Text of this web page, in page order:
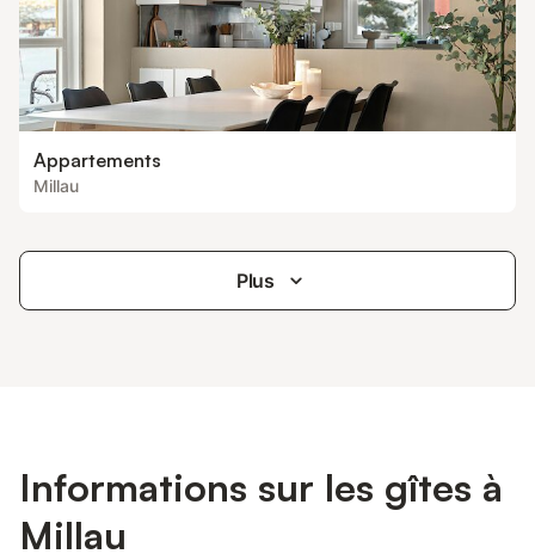
Appartements
Millau
Plus
Informations sur les gîtes à
Millau